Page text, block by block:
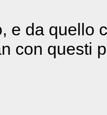
e da quello
con questi